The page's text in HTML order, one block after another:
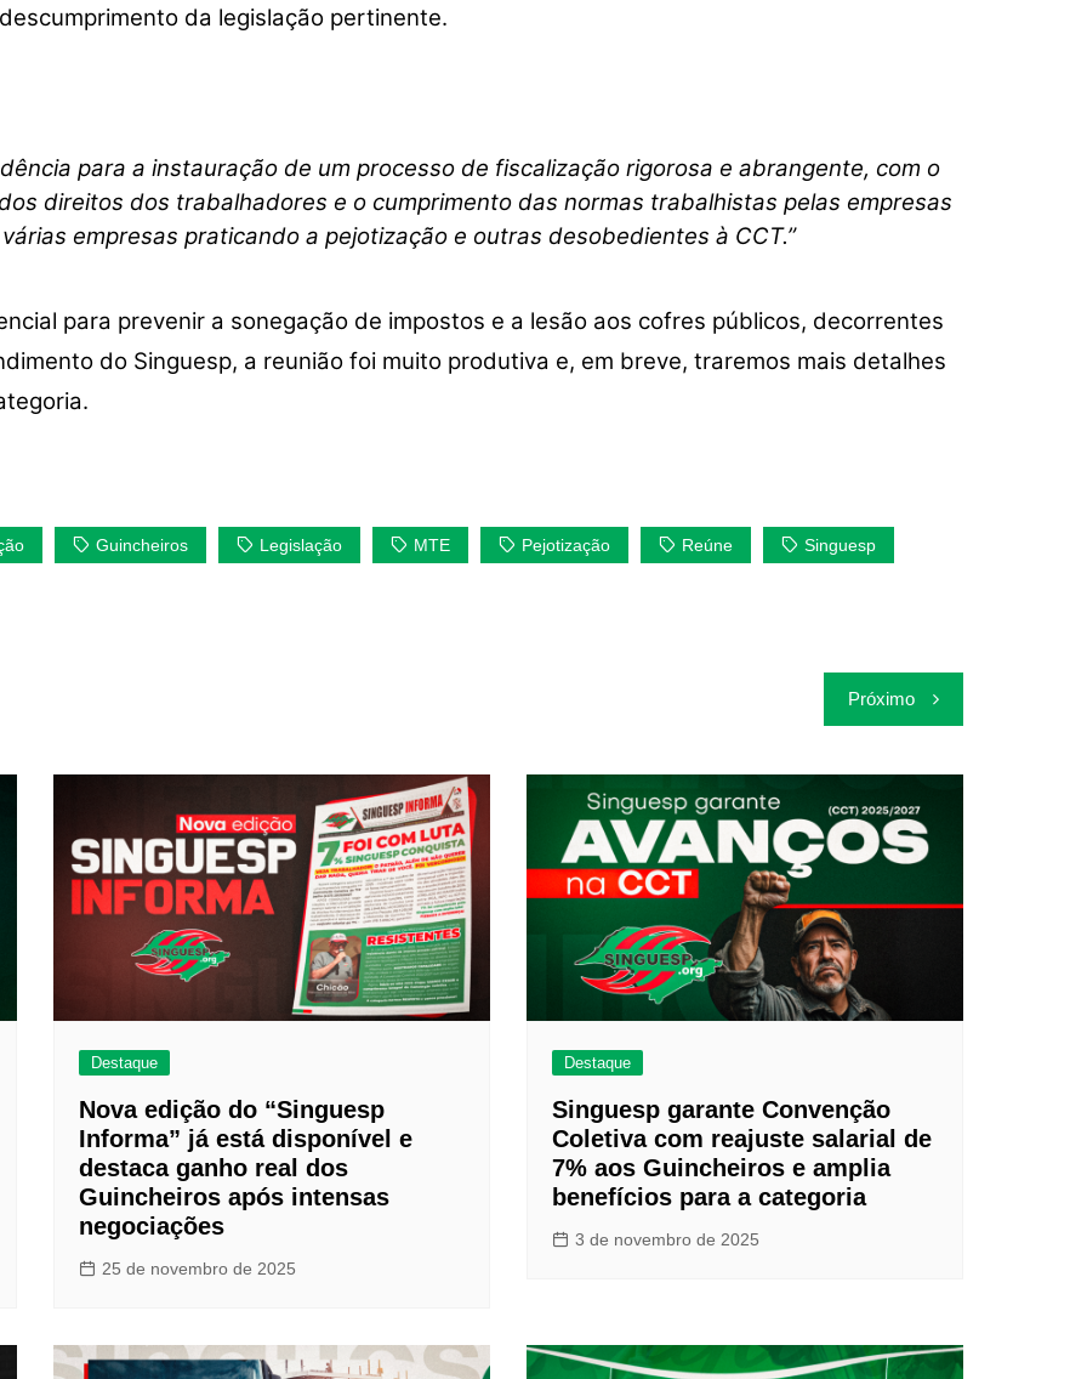
da legislação pertinente.
para a instauração de um processo de fiscalização rigorosa e abrangente, com o
direitos dos trabalhadores e o cumprimento das normas trabalhistas pelas empresas
empresas praticando a pejotização e outras desobedientes à CCT.”
para prevenir a sonegação de impostos e a lesão aos cofres públicos, decorrentes
do Singuesp, a reunião foi muito produtiva e, em breve, traremos mais detalhes
Guincheiros Legislação MTE Pejotização Reúne Singuesp
Próximo
Destaque
Nova edição do “Singuesp
Informa” já está disponível e
destaca ganho real dos
Guincheiros após intensas
negociações
25 de novembro de 2025
Destaque
Singuesp garante Convenção
Coletiva com reajuste salarial de
7% aos Guincheiros e amplia
benefícios para a categoria
3 de novembro de 2025